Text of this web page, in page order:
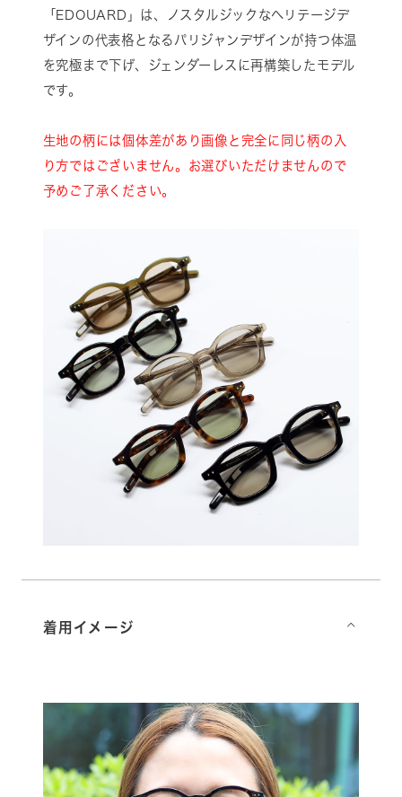
「EDOUARD」は、ノスタルジックなヘリテージデ
ザインの代表格となるパリジャンデザインが持つ体温
を究極まで下げ、ジェンダーレスに再構築したモデル
です。
生地の柄には個体差があり画像と完全に同じ柄の入
り方ではございません。お選びいただけませんので
予めご了承ください。
着用イメージ ⌵